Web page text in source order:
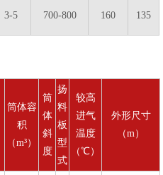
3-5 700-800 160 135
筒体容
积
（m³）
筒
体
斜
度
扬
料
板
型
式
较高
进气
温度
（℃）
外形尺寸
（m）